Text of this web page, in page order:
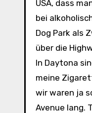
USA, dass
bei
Dog Park als
über die
In Daytona
meine
wir waren ja
Avenue lang.